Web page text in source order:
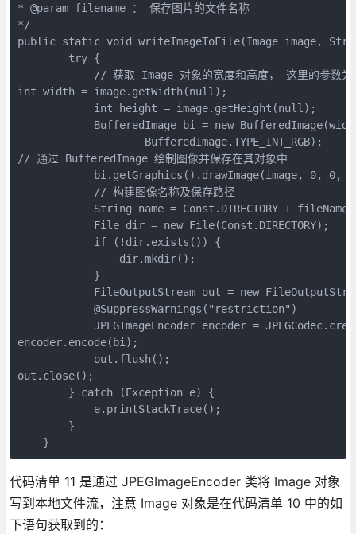
* @param filename ： 保存图片的文件名称
*/
public static void writeImageToFile(Image image,
        try {
// 获取 Image 对象的宽度和高度， 这里的参数为
int width = image.getWidth(null);
            int height = image.getHeight(null);
BufferedImage bi = new
                    BufferedImage.TYPE_INT_RGB);
// 通过 BufferedImage 绘制图像并保存在其对象中
bi.getGraphics().drawImage(image, 0, 0,
            // 构建图像名称及保存路径
String name = Const.DIRECTORY + fileName
            File dir = new File(Const.DIRECTORY);
            if (!dir.exists()) {
                dir.mkdir();
            }
FileOutputStream out = new
            @SuppressWarnings("restriction")
JPEGImageEncoder encoder =
encoder.encode(bi);
            out.flush();
out.close();
        } catch (Exception e) {
            e.printStackTrace();
        }
    }
代码清单 11 是通过 JPEGImageEncoder 类将 Image 对象
写到本地文件流，注意 Image 对象是在代码清单 10 中的如
下语句获取到的：